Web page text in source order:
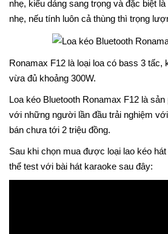
nhẹ, kiểu dáng sang trọng và đặc biệt
nhẹ, nếu tính luôn cả thùng thì trọng
Ronamax F12 là loại loa có bass 3
vừa đủ khoảng 300W.
Loa kéo Bluetooth Ronamax F12 là
với những người lần đầu trải nghiệm
bán chưa tới 2 triệu đồng.
Sau khi chọn mua được loại lao kéo
thể test với bài hát karaoke sau đây: